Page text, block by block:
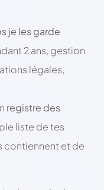
je les garde
2 ans, gestion
légales,
registre des
liste de tes
contiennent et de